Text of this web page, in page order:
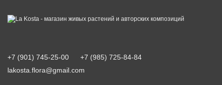
+7 (901) 745-25-00
+7 (985) 725-84-84
lakosta.flora@gmail.com